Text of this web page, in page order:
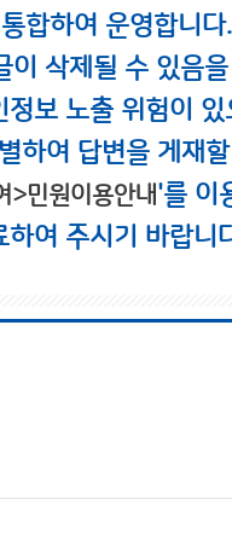
합하여 운영합니다.
삭제될 수 있음
보 노출 위험이
하여 답변을 게재
>민원이용안내'를 이
여 주시기 바랍니